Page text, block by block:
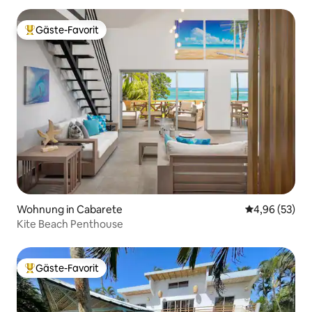
Beliebter Gäste-Favorit.
Gäste-Favorit
Wohnung in Cabarete
4,96 (53)
Kite Beach Penthouse
Beliebter Gäste-Favorit.
Gäste-Favorit